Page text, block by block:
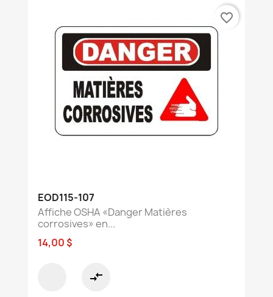
EOD115-107
Affiche OSHA «Danger Matières
corrosives» en...
14,00 $
compare_arrows
favorite_border